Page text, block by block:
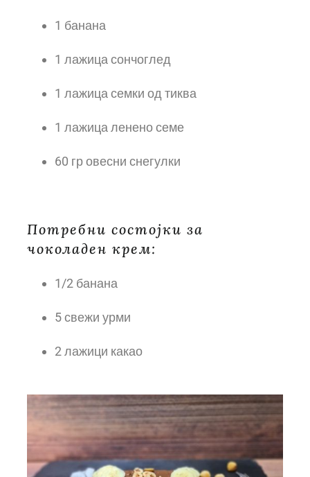
1 банана
1 лажица сончоглед
1 лажица семки од тиква
1 лажица ленено семе
60 гр овесни снегулки
Потребни состојки за
чоколаден крем:
1/2 банана
5 свежи урми
2 лажици какао